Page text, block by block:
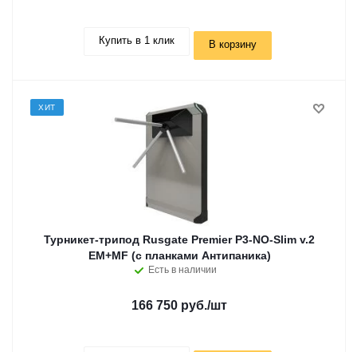
Купить в 1 клик В корзину
ХИТ
Турникет-трипод Rusgate Premier P3-NO-Slim v.2
EM+MF (с планками Антипаника)
Есть в наличии
166 750 руб./шт